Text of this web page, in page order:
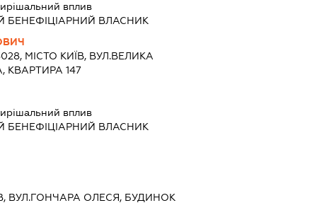
вплив
БЕНЕФІЦІАРНИЙ ВЛАСНИК
МІСТО КИЇВ, ВУЛ.ВЕЛИКА
КВАРТИРА 147
вплив
БЕНЕФІЦІАРНИЙ ВЛАСНИК
ВУЛ.ГОНЧАРА ОЛЕСЯ, БУДИНОК